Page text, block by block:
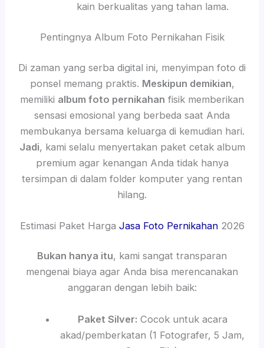
kain berkualitas yang tahan lama.
Pentingnya Album Foto Pernikahan Fisik
Di zaman yang serba digital ini, menyimpan foto di
ponsel memang praktis. Meskipun demikian,
memiliki album foto pernikahan fisik memberikan
sensasi emosional yang berbeda saat Anda
membukanya bersama keluarga di kemudian hari.
Jadi, kami selalu menyertakan paket cetak album
premium agar kenangan Anda tidak hanya
tersimpan di dalam folder komputer yang rentan
hilang.
Estimasi Paket Harga Jasa Foto Pernikahan2026
Bukan hanya itu, kami sangat transparan
mengenai biaya agar Anda bisa merencanakan
anggaran dengan lebih baik:
Paket Silver: Cocok untuk acara
akad/pemberkatan (1 Fotografer, 5 Jam,